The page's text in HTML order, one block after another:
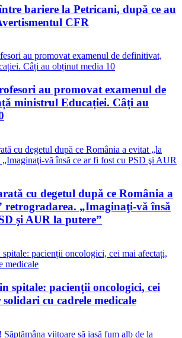
bariere la Petricani, după ce au
CFR
au promovat examenul de
ministrul Educației. Câți au
cu degetul după ce România a
retrogradarea. „Imaginaţi-vă însă
şi AUR la putere”
spitale: pacienții oncologici, cei
cu cadrele medicale